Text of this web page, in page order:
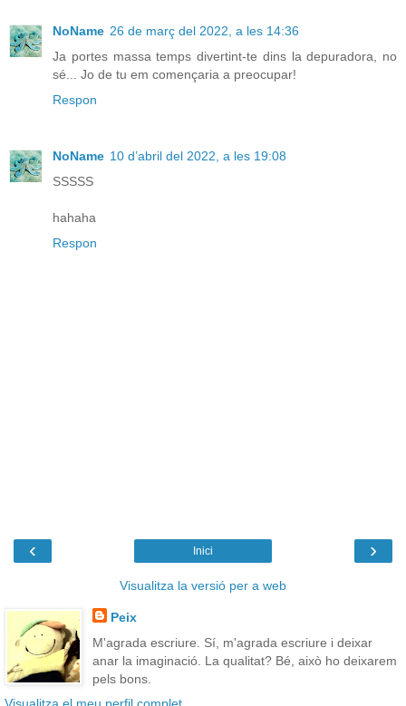
NoName 26 de març del 2022, a les 14:36
Ja portes massa temps divertint-te dins la depuradora, no
sé... Jo de tu em començaria a preocupar!
Respon
NoName 10 d’abril del 2022, a les 19:08
SSSSS
hahaha
Respon
‹ ›
Inici
Visualitza la versió per a web
Peix
M'agrada escriure. Sí, m'agrada escriure i deixar
anar la imaginació. La qualitat? Bé, això ho deixarem
pels bons.